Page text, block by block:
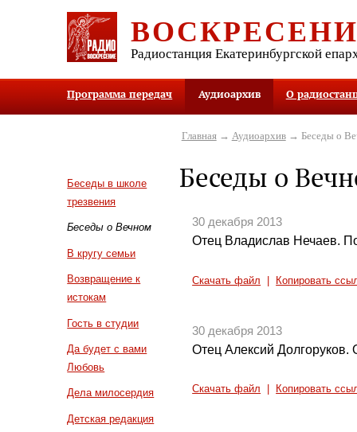
Радиостанция Екатеринбургской
Программа передач Аудиоархив О
Беседы в школе
трезвения
Беседы о Вечном
В кругу семьи
Возвращение к
истокам
Гость в студии
Да будет с вами
Любовь
Дела милосердия
Детская редакция
Главная→ Аудиоархив→ Беседы о
Беседы о
30 декабря 2013
Отец Владислав Нечаев.
Скачать файл Копировать
30 декабря 2013
Отец Алексий Долгоруков.
Скачать файл Копировать